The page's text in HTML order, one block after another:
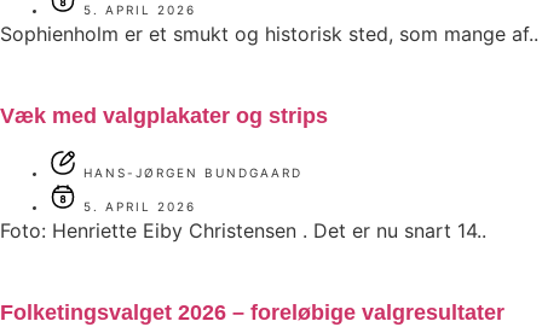
5. APRIL 2026
Sophienholm er et smukt og historisk sted, som mange af..
Væk med valgplakater og strips
HANS-JØRGEN BUNDGAARD
5. APRIL 2026
Foto: Henriette Eiby Christensen . Det er nu snart 14..
Folketingsvalget 2026 – foreløbige valgresultater